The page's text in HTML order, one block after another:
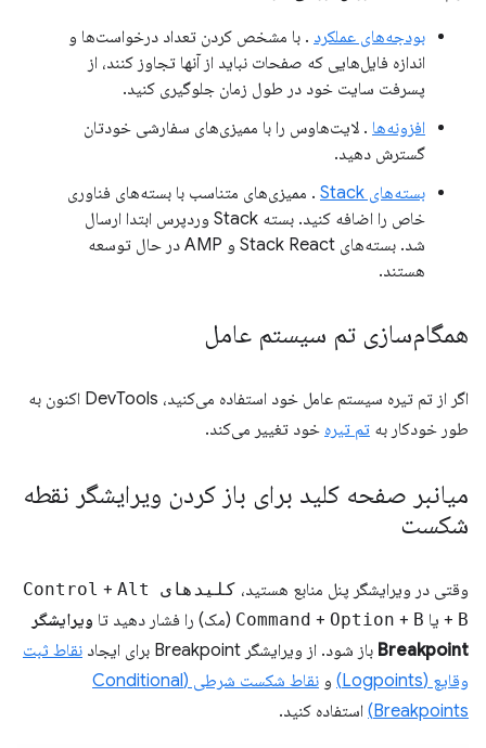
بودجه‌های عملکرد . با مشخص کردن تعداد درخواست‌ها و
اندازه فایل‌هایی که صفحات نباید از آنها تجاوز کنند، از
پسرفت سایت خود در طول زمان جلوگیری کنید.
افزونه‌ها . لایت‌هاوس را با ممیزی‌های سفارشی خودتان
گسترش دهید.
بسته‌های Stack
. ممیزی‌های متناسب با بسته‌های فناوری
خاص را اضافه کنید. بسته Stack وردپرس ابتدا ارسال
شد. بسته‌های Stack React و AMP در حال توسعه
هستند.
همگام‌سازی تم سیستم عامل
اگر از تم تیره سیستم عامل خود استفاده می‌کنید، DevTools اکنون به
طور خودکار به تم تیره خود تغییر می‌کند.
میانبر صفحه کلید برای باز کردن ویرایشگر نقطه
شکست
وقتی در ویرایشگر پنل منابع هستید، کلیدهای Control + Alt
+ B یا Command + Option + B (مک) را فشار دهید تا ویرایشگر
Breakpoint باز شود. از ویرایشگر Breakpoint برای ایجاد
نقاط ثبت
وقایع (Logpoints)
و
نقاط شکست شرطی (Conditional
Breakpoints) استفاده کنید.